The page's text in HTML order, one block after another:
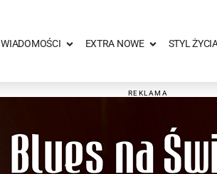
WIADOMOŚCI EXTRA NOWE STYL
REKLAMA